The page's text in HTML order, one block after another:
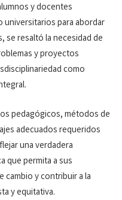
y docentes
para abordar
se resaltó la necesidad de
y proyectos
como
pedagógicos, métodos de
adecuados requeridos
una verdadera
que permita a sus
y contribuir a la
y equitativa.